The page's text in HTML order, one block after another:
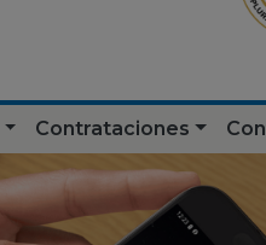
Contrataciones